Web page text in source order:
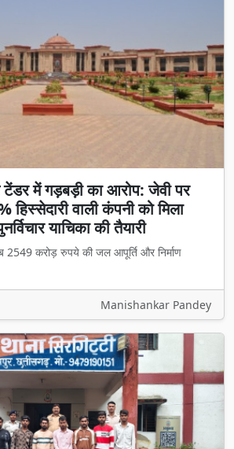
में गड़बड़ी का आरोप: जेवी पर
हिस्सेदारी वाली कंपनी को मिला
याचिका की तैयारी
2549 करोड़ रुपये की जल आपूर्ति और निर्माण
Manishankar Pandey